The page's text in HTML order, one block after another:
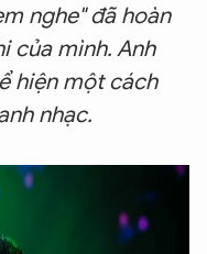
nghe" đã hoàn
của mình. Anh
hiện một cách
nhạc.